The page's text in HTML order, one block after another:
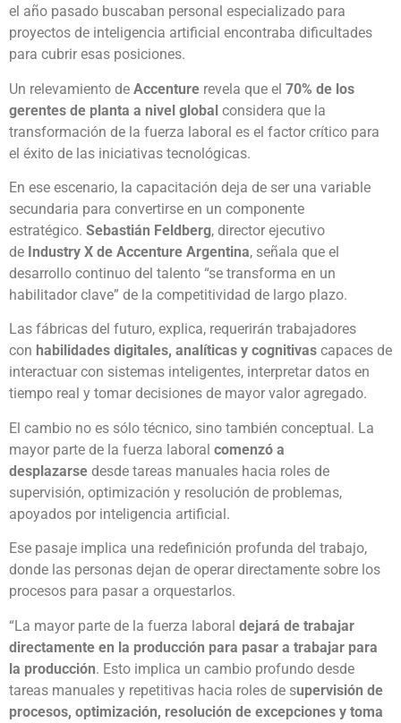
el año pasado buscaban personal especializado para
proyectos de inteligencia artificial encontraba dificultades
para cubrir esas posiciones.
Un relevamiento de Accenture revela que el 70% de los
gerentes de planta a nivel global considera que la
transformación de la fuerza laboral es el factor crítico para
el éxito de las iniciativas tecnológicas.
En ese escenario, la capacitación deja de ser una variable
secundaria para convertirse en un componente
estratégico. Sebastián Feldberg, director ejecutivo
de Industry X de Accenture Argentina, señala que el
desarrollo continuo del talento “se transforma en un
habilitador clave” de la competitividad de largo plazo.
Las fábricas del futuro, explica, requerirán trabajadores
con habilidades digitales, analíticas y cognitivas capaces de
interactuar con sistemas inteligentes, interpretar datos en
tiempo real y tomar decisiones de mayor valor agregado.
El cambio no es sólo técnico, sino también conceptual. La
mayor parte de la fuerza laboral comenzó a
desplazarse desde tareas manuales hacia roles de
supervisión, optimización y resolución de problemas,
apoyados por inteligencia artificial.
Ese pasaje implica una redefinición profunda del trabajo,
donde las personas dejan de operar directamente sobre los
procesos para pasar a orquestarlos.
“La mayor parte de la fuerza laboral dejará de trabajar
directamente en la producción para pasar a trabajar para
la producción. Esto implica un cambio profundo desde
tareas manuales y repetitivas hacia roles de supervisión de
procesos, optimización, resolución de excepciones y toma